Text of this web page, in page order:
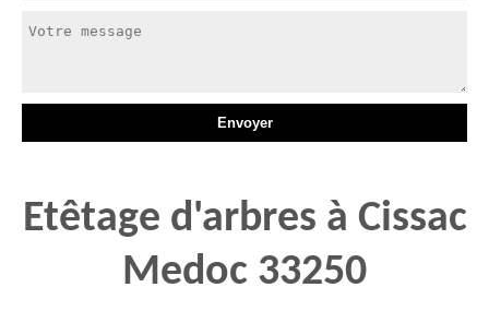
Etêtage d'arbres à Cissac
Medoc 33250